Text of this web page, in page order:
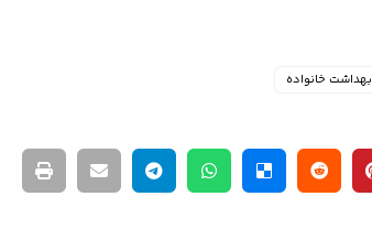
بهداشت خانواده